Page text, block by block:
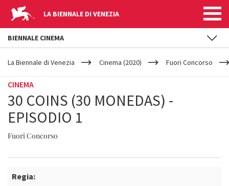
LA BIENNALE DI VENEZIA
YOUR
ARE
La Biennale di Venezia Cinema (2020) Fuori Concorso
CINEMA
30 COINS (30 MONEDAS) -
EPISODIO 1
Fuori Concorso
Regia:
BIENNALE CINEMA